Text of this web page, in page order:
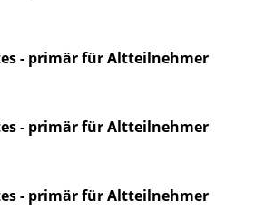
- primär für Altteilnehmer
- primär für Altteilnehmer
- primär für Altteilnehmer